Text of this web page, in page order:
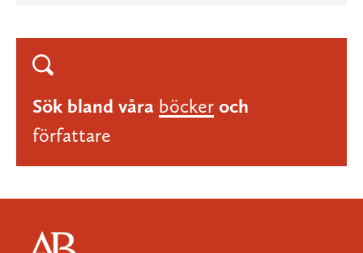
Sök bland våra böcker och
författare